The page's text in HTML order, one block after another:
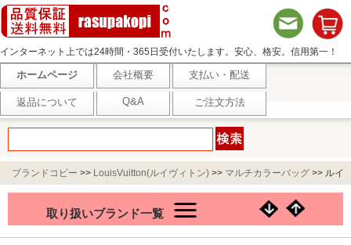
インターネット上では24時間・365日受付いたします。安心、格安。信用第一！
ホームページ 会社概要 支払い・配送
返品について Q&A ご注文方法
ブランドコピー >> LouisVuitton(ルイヴィトン) >> マルチカラーバッグ >> ルイ
取り扱いブランド一覧